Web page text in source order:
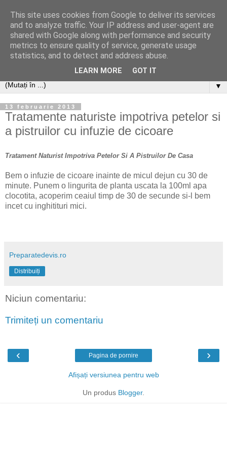
▼
13 februarie 2013
Tratamente naturiste impotriva petelor si
a pistruilor cu infuzie de cicoare
Tratament Naturist Impotriva Petelor Si A Pistruilor De Casa
Bem o infuzie de cicoare inainte de micul dejun cu 30 de
minute. Punem o lingurita de planta uscata la 100ml apa
clocotita, acoperim ceaiul timp de 30 de secunde si-l bem
incet cu inghitituri mici.
Preparatedevis.ro
Distribuiți
Niciun comentariu:
Trimiteți un comentariu
‹ ›
Pagina de pornire
Afișați versiunea pentru web
Un produs Blogger.
This site uses cookies from Google to deliver its services
and to analyze traffic. Your IP address and user-agent are
shared with Google along with performance and security
metrics to ensure quality of service, generate usage
statistics, and to detect and address abuse.
LEARN MORE GOT IT